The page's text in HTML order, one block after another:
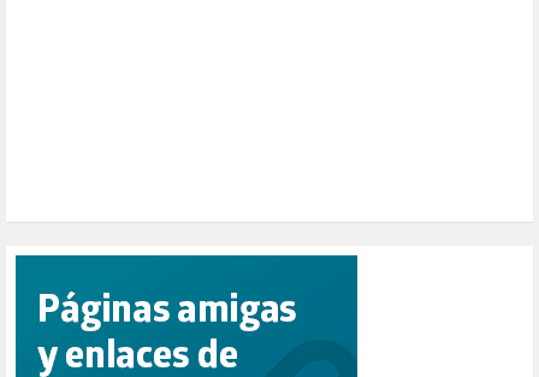
PUERTO DE VALENCIA (1)
RACISMO (1)
RELIGIÓN (114)
REPUBLICA (1)
SALUD (108)